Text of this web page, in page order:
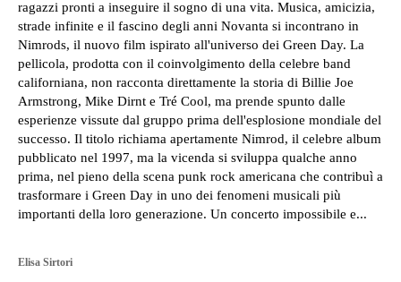
ragazzi pronti a inseguire il sogno di una vita. Musica, amicizia,
strade infinite e il fascino degli anni Novanta si incontrano in
Nimrods, il nuovo film ispirato all'universo dei Green Day. La
pellicola, prodotta con il coinvolgimento della celebre band
californiana, non racconta direttamente la storia di Billie Joe
Armstrong, Mike Dirnt e Tré Cool, ma prende spunto dalle
esperienze vissute dal gruppo prima dell'esplosione mondiale del
successo. Il titolo richiama apertamente Nimrod, il celebre album
pubblicato nel 1997, ma la vicenda si sviluppa qualche anno
prima, nel pieno della scena punk rock americana che contribuì a
trasformare i Green Day in uno dei fenomeni musicali più
importanti della loro generazione. Un concerto impossibile e...
Elisa Sirtori